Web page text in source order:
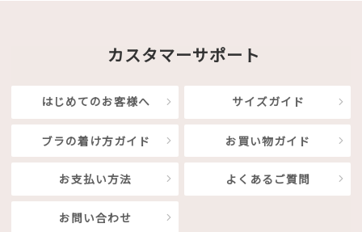
カスタマーサポート
はじめてのお客様へ サイズガイド
ブラの着け方ガイド お買い物ガイド
お支払い方法 よくあるご質問
お問い合わせ